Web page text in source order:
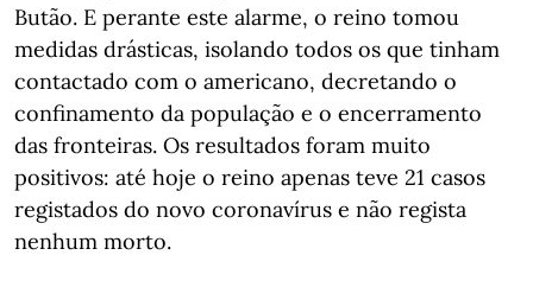
Butão. E perante este alarme, o reino tomou
medidas drásticas, isolando todos os que tinham
contactado com o americano, decretando o
confinamento da população e o encerramento
das fronteiras. Os resultados foram muito
positivos: até hoje o reino apenas teve 21 casos
registados do novo coronavírus e não regista
nenhum morto.